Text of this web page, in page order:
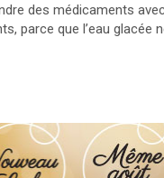
des médicaments
parce que l’eau glacée